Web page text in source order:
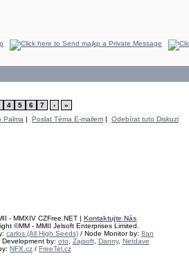
4 5 6 7 ›
»
Palma | Poslat Téma E-mailem | Odebírat tuto Diskuzi
- MMXIV CZFree.NET | Kontaktujte Nás
©MM - MMII Jelsoft Enterprises Limited.
carlos (All High Seeds) / Node Monitor by: 8an
by: oto Zajsoft, Danny, Netdave
NFX.cz / FreeTel.cz